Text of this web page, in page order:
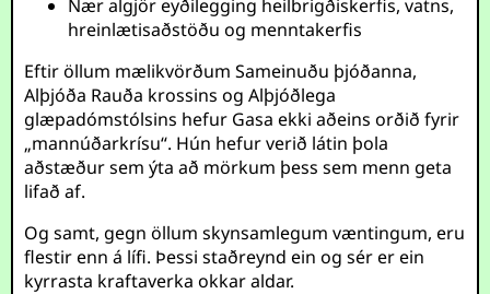
Nær algjör eyðilegging heilbrigðiskerfis, vatns,
hreinlætisaðstöðu og menntakerfis
Eftir öllum mælikvörðum Sameinuðu þjóðanna,
Alþjóða Rauða krossins og Alþjóðlega
glæpadómstólsins hefur Gasa ekki aðeins orðið fyrir
„mannúðarkrísu“. Hún hefur verið látin þola
aðstæður sem ýta að mörkum þess sem menn geta
lifað af.
Og samt, gegn öllum skynsamlegum væntingum, eru
flestir enn á lífi. Þessi staðreynd ein og sér er ein
kyrrasta kraftaverka okkar aldar.